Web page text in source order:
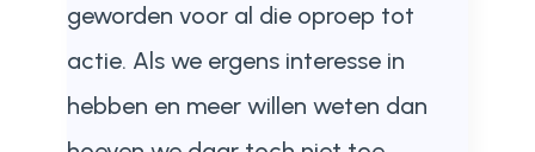
geworden voor al die oproep tot
actie. Als we ergens interesse in
hebben en meer willen weten dan